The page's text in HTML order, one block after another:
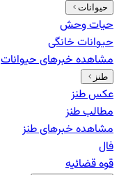
حیوانات
حیات وحش
حیوانات خانگی
مشاهده خبرهایحیوانات
طنز
عکس طنز
مطالب طنز
مشاهده خبرهایطنز
فال
قوه قضائیه